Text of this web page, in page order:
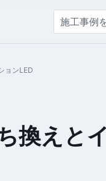
ョンLED
換えと